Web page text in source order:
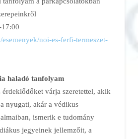
noi-es-ferfi-termeszet-
haladó tanfolyam
érdeklődőket várja szeretettel, akik
nyugati, akár a védikus
ismerik e tudomány
jegyeinek jellemzőit, a